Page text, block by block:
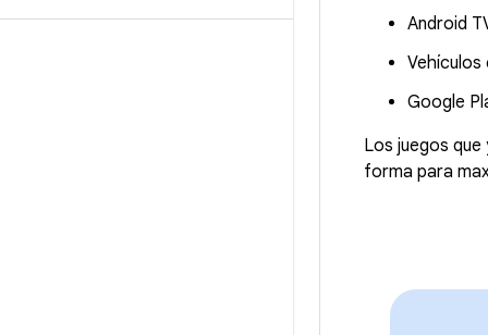
Android
Google
Los juegos
forma para